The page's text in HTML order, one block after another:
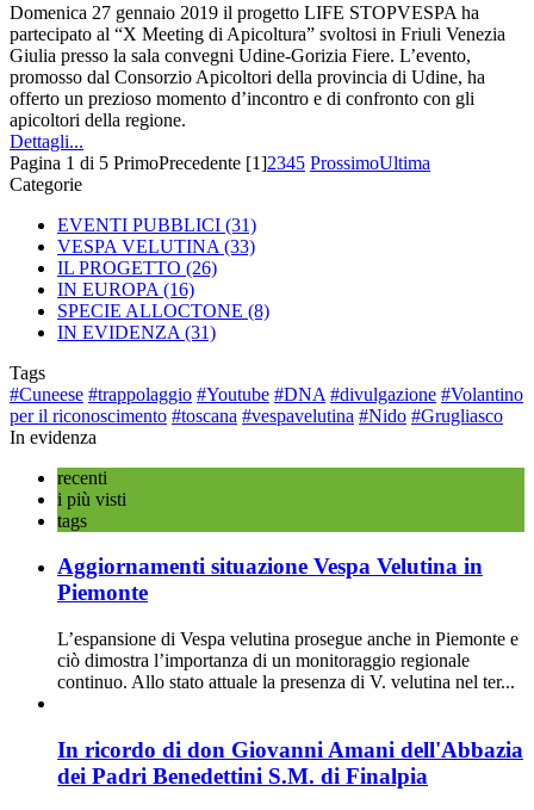
Domenica 27 gennaio 2019 il progetto LIFE STOPVESPA ha
partecipato al “X Meeting di Apicoltura” svoltosi in Friuli Venezia
Giulia presso la sala convegni Udine-Gorizia Fiere. L’evento,
promosso dal Consorzio Apicoltori della provincia di Udine, ha
offerto un prezioso momento d’incontro e di confronto con gli
apicoltori della regione.
Dettagli...
Pagina 1 di 5 PrimoPrecedente [1]2345 ProssimoUltima
Categorie
EVENTI PUBBLICI (31)
VESPA VELUTINA (33)
IL PROGETTO (26)
IN EUROPA (16)
SPECIE ALLOCTONE (8)
IN EVIDENZA (31)
Tags
#Cuneese #trappolaggio #Youtube #DNA #divulgazione #Volantino
per il riconoscimento #toscana #vespavelutina #Nido #Grugliasco
In evidenza
recenti
i più visti
tags
Aggiornamenti situazione Vespa Velutina in
Piemonte
L’espansione di Vespa velutina prosegue anche in Piemonte e
ciò dimostra l’importanza di un monitoraggio regionale
continuo. Allo stato attuale la presenza di V. velutina nel ter...
In ricordo di don Giovanni Amani dell'Abbazia
dei Padri Benedettini S.M. di Finalpia